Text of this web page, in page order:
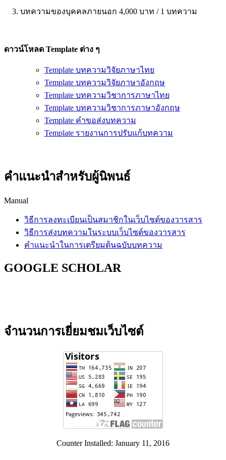
3. บทความของบุคคลภายนอก 4,000 บาท / 1 บทความ
ดาวน์โหลด Template ต่าง ๆ
Template บทความวิจัยภาษาไทย
Template บทความวิจัยภาษาอังกฤษ
Template บทความวิชาการภาษาไทย
Template บทความวิชาการภาษาอังกฤษ
Template คำขอส่งบทความ
Template รายงานการปรับแก้บทความ
คำแนะนำสำหรับผู้นิพนธ์
Manual
วิธีการลงทะเบียนเป็นสมาชิกในเว็บไซต์ของวารสาร
วิธีการส่งบทความในระบบเว็บไซต์ของวารสาร
คำแนะนำในการเตรียมต้นฉบับบทความ
GOOGLE SCHOLAR
จำนวนการเยี่ยมชมเว็บไซต์
Counter Installed: January 11, 2016